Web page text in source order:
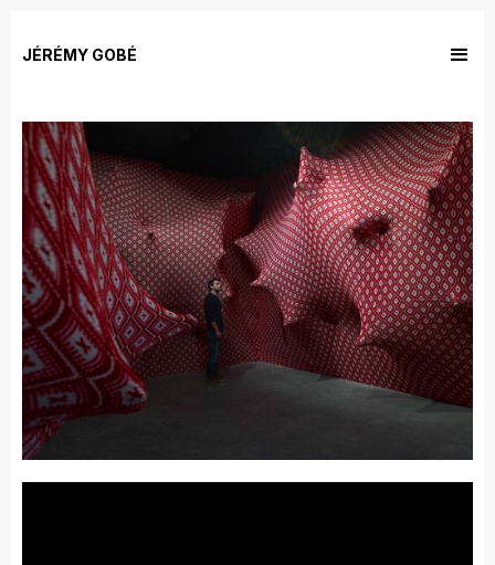
JÉRÉMY GOBÉ